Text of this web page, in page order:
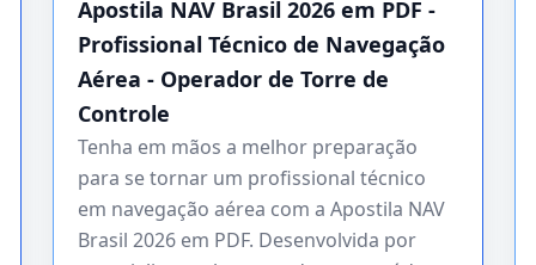
Apostila NAV Brasil 2026 em PDF -
Profissional Técnico de Navegação
Aérea - Operador de Torre de
Controle
Tenha em mãos a melhor preparação
para se tornar um profissional técnico
em navegação aérea com a Apostila NAV
Brasil 2026 em PDF. Desenvolvida por